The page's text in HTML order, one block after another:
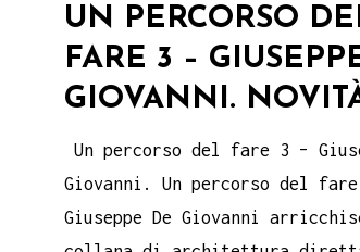
UN PERCORSO
FARE 3 –
GIOVANNI.
Un percorso del fare 3 –
Giovanni. Un percorso del
Giuseppe De Giovanni